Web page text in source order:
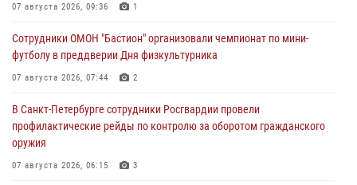
07 августа 2026, 09:36 1
Сотрудники ОМОН "Бастион" организовали чемпионат по мини-
футболу в преддверии Дня физкультурника
07 августа 2026, 07:44 2
В Санкт-Петербурге сотрудники Росгвардии провели
профилактические рейды по контролю за оборотом гражданского
оружия
07 августа 2026, 06:15 3